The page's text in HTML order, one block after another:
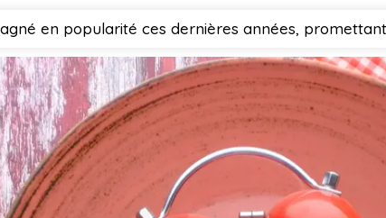
en popularité ces dernières années,